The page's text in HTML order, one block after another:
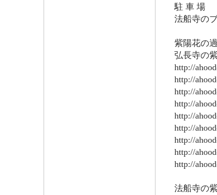
駐 車 場
法船寺の
紫陽花の
弘長寺の
http://
http://
http://
http://
http://
http://
http://
http://
http://
法船寺の